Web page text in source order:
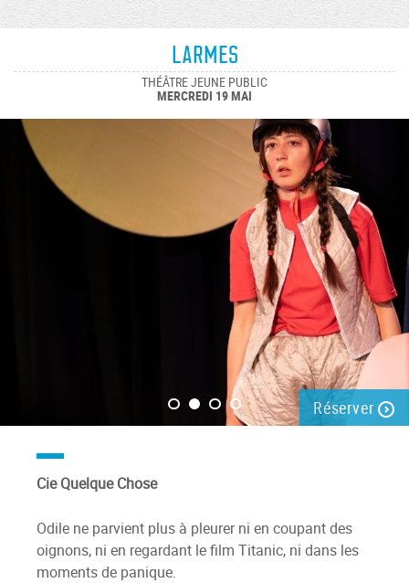
Larmes
THÉÂTRE JEUNE PUBLIC
MERCREDI 19 MAI
Réserver
Cie Quelque Chose
Odile ne parvient plus à pleurer ni en coupant des
oignons, ni en regardant le film Titanic, ni dans les
moments de panique.